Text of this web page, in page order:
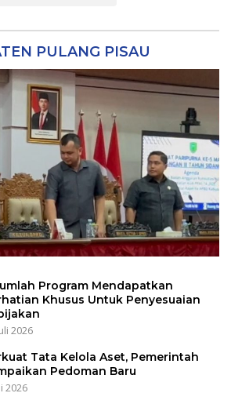
PULANG PISAU
Program Mendapatkan
Khusus Untuk Penyesuaian
2026
Tata Kelola Aset, Pemerintah
Pedoman Baru
2026